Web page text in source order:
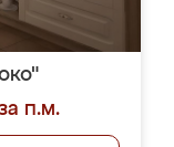
п.м.